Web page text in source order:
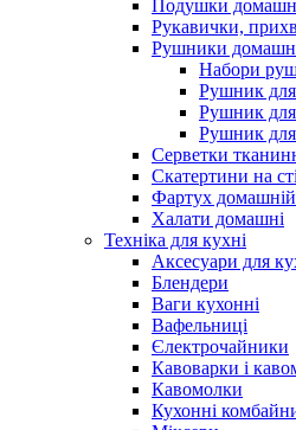
Подушки
Рукавички,
Рушники
Набори
Рушник для
Рушник для
Рушник
Серветки
Скатертини на
Фартух домашній
Халати домашні
Техніка для кухні
Аксесуари для
Блендери
Ваги кухонні
Вафельниці
Єлектрочайники
Кавоварки і
Кавомолки
Кухонні